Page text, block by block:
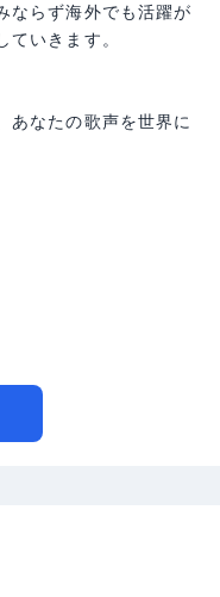
ならず海外でも活躍が
いきます。
あなたの歌声を世界に